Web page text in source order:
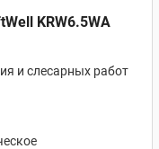
KRW6.5WA
и слесарных работ